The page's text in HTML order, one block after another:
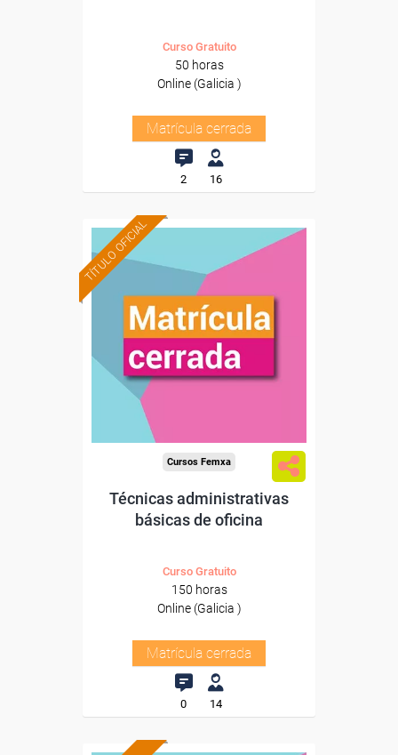
Curso Gratuito
50 horas
Online (Galicia )
Matrícula cerrada
2 16
TÍTULO OFICIAL
Cursos Femxa
Técnicas administrativas
básicas de oficina
Curso Gratuito
150 horas
Online (Galicia )
Matrícula cerrada
0 14